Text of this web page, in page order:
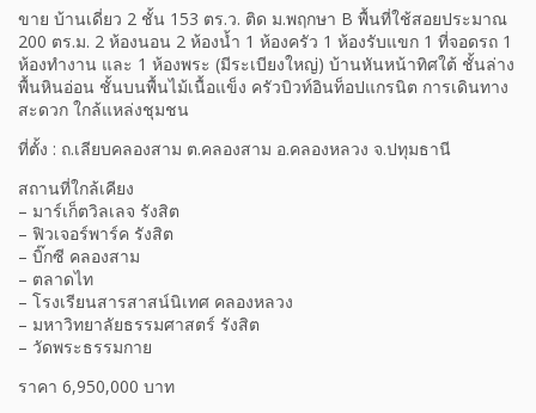
ขาย บ้านเดี่ยว 2 ชั้น 153 ตร.ว. ติด ม.พฤกษา B พื้นที่ใช้สอยประมาณ
200 ตร.ม. 2 ห้องนอน 2 ห้องน้ำ 1 ห้องครัว 1 ห้องรับแขก 1 ที่จอดรถ 1
ห้องทำงาน และ 1 ห้องพระ (มีระเบียงใหญ่) บ้านหันหน้าทิศใต้ ชั้นล่าง
พื้นหินอ่อน ชั้นบนพื้นไม้เนื้อแข็ง ครัวบิวท์อินท็อปแกรนิต การเดินทาง
สะดวก ใกล้แหล่งชุมชน
ที่ตั้ง : ถ.เลียบคลองสาม ต.คลองสาม อ.คลองหลวง จ.ปทุมธานี
สถานที่ใกล้เคียง
– มาร์เก็ตวิลเลจ รังสิต
– ฟิวเจอร์พาร์ค รังสิต
– บิ๊กซี คลองสาม
– ตลาดไท
– โรงเรียนสารสาสน์นิเทศ คลองหลวง
– มหาวิทยาลัยธรรมศาสตร์ รังสิต
– วัดพระธรรมกาย
ราคา 6,950,000 บาท